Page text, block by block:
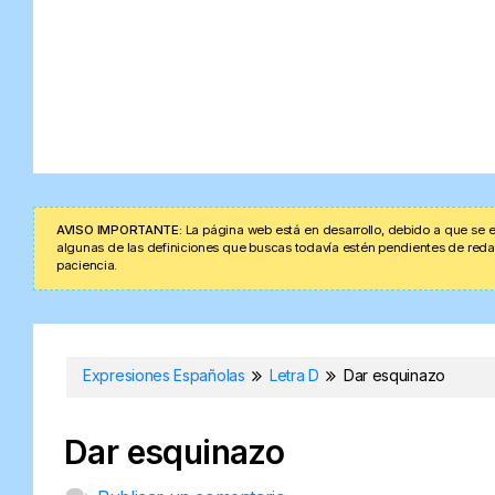
AVISO IMPORTANTE: La página web está en desarrollo, debido a que
algunas de las definiciones que buscas todavía estén pendientes de
paciencia.
Expresiones Españolas Letra D Dar esquinazo
Dar esquinazo